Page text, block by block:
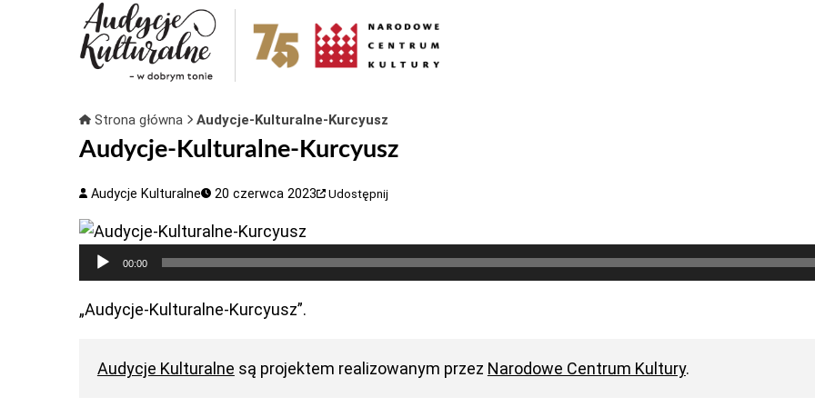
Strona główna Audycje-Kulturalne-Kurcyusz
Audycje-Kulturalne-Kurcyusz
Audycje Kulturalne 20 czerwca 2023 Udostępnij
Odtwarzacz
plików
dźwiękowych
00:00
„Audycje-Kulturalne-Kurcyusz”.
Audycje Kulturalne są projektem realizowanym przez Narodowe Centrum Kultury.